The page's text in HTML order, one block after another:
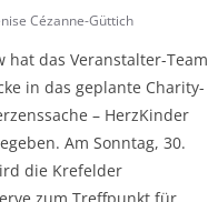
Cézanne-Güttich
hat das Veranstalter-Team
in das geplante Charity-
– HerzKinder
Am Sonntag, 30.
die Krefelder